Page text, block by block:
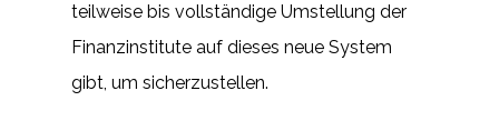
teilweise bis vollständige Umstellung der
Finanzinstitute auf dieses neue System
gibt, um sicherzustellen.